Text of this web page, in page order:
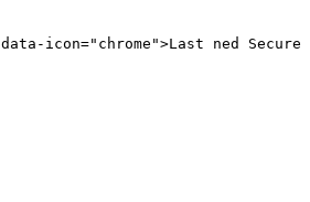
icon="chrome">Last ned Secure